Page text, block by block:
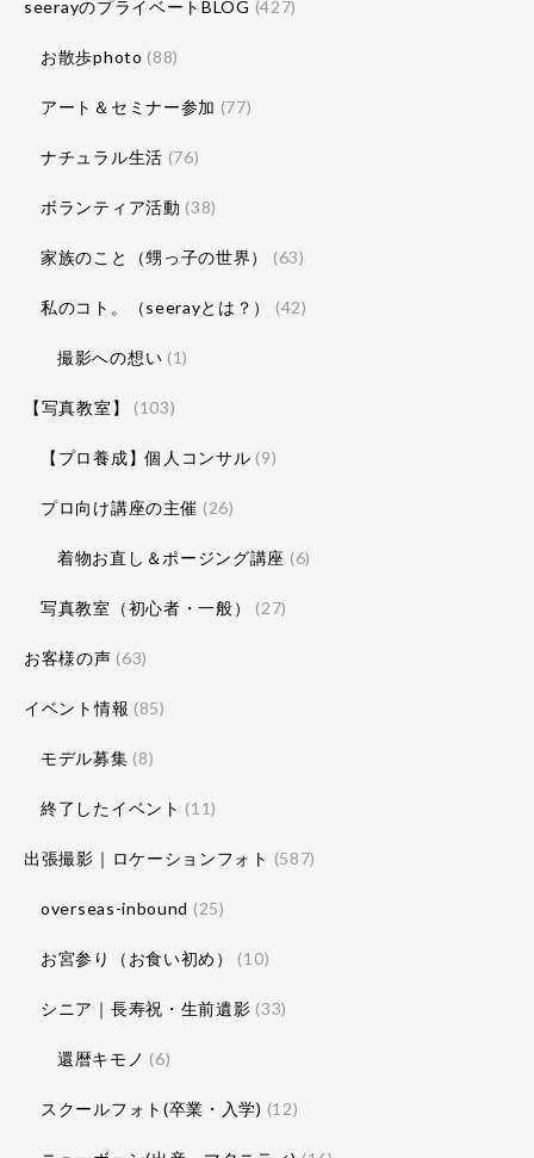
seerayのプライベートBLOG (427)
お散歩photo (88)
アート＆セミナー参加 (77)
ナチュラル生活 (76)
ボランティア活動 (38)
家族のこと（甥っ子の世界） (63)
私のコト。（seerayとは？） (42)
撮影への想い (1)
【写真教室】 (103)
【プロ養成】個人コンサル (9)
プロ向け講座の主催 (26)
着物お直し＆ポージング講座 (6)
写真教室（初心者・一般） (27)
お客様の声 (63)
イベント情報 (85)
モデル募集 (8)
終了したイベント (11)
出張撮影｜ロケーションフォト (587)
overseas-inbound (25)
お宮参り（お食い初め） (10)
シニア｜長寿祝・生前遺影 (33)
還暦キモノ (6)
スクールフォト(卒業・入学) (12)